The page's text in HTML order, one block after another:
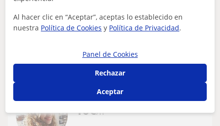
personalizadas para potenciar el aprendizaj...
10€/h
Marta
Al hacer clic en “Aceptar”, aceptas lo establecido en
nuestra Política de Cookies y Política de Privacidad.
Panel de Cookies
Rechazar
Aceptar